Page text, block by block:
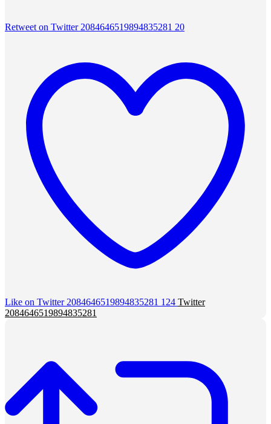
Retweet on Twitter 2084646519894835281 20
Like on Twitter 2084646519894835281 124 Twitter
2084646519894835281